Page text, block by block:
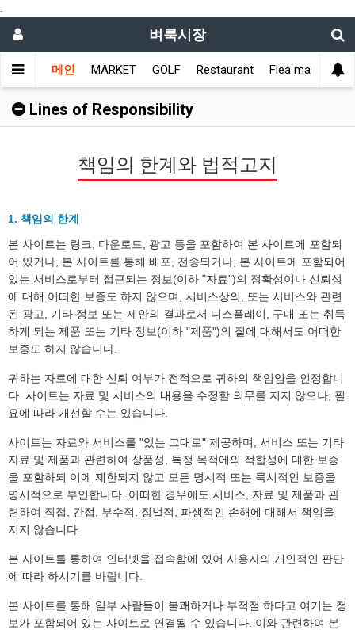
.
벼룩시장
메인 MARKET GOLF Restaurant Flea market
Lines of Responsibility
책임의 한계와 법적고지
1. 책임의 한계
본 사이트는 링크, 다운로드, 광고 등을 포함하여 본 사이트에 포함되
어 있거나, 본 사이트를 통해 배포, 전송되거나, 본 사이트에 포함되어
있는 서비스로부터 접근되는 정보(이하 "자료")의 정확성이나 신뢰성
에 대해 어떠한 보증도 하지 않으며, 서비스상의, 또는 서비스와 관련
된 광고, 기타 정보 또는 제안의 결과로서 디스플레이, 구매 또는 취득
하게 되는 제품 또는 기타 정보(이하 "제품")의 질에 대해서도 어떠한
보증도 하지 않습니다.
귀하는 자료에 대한 신뢰 여부가 전적으로 귀하의 책임임을 인정합니
다. 사이트는 자료 및 서비스의 내용을 수정할 의무를 지지 않으나, 필
요에 따라 개선할 수는 있습니다.
사이트는 자료와 서비스를 "있는 그대로" 제공하며, 서비스 또는 기타
자료 및 제품과 관련하여 상품성, 특정 목적에의 적합성에 대한 보증
을 포함하되 이에 제한되지 않고 모든 명시적 또는 묵시적인 보증을
명시적으로 부인합니다. 어떠한 경우에도 서비스, 자료 및 제품과 관
련하여 직접, 간접, 부수적, 징벌적, 파생적인 손해에 대해서 책임을
지지 않습니다.
본 사이트를 통하여 인터넷을 접속함에 있어 사용자의 개인적인 판단
에 따라 하시기를 바랍니다.
본 사이트를 통해 일부 사람들이 불쾌하거나 부적절 하다고 여기는 정
보가 포함되어 있는 사이트로 연결될 수 있습니다. 이와 관련하여 본